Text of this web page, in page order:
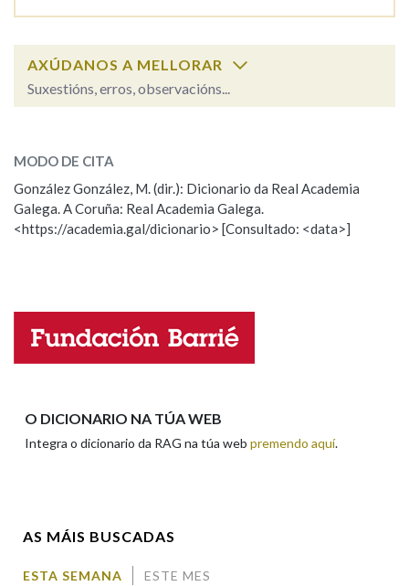
Na fraseoloxía
OUTRAS OPCIÓNS DE BUSCA
Marcas gramaticais
LIMPAR
AXÚDANOS A MELLORAR
Suxestións, erros, observacións...
ESCOLLE UNHA OPCIÓN:
Observación Hai un erro na palabra
Propoño mellorar a definición
Nome
MODO DE CITA
González González, M. (dir.): Dicionario da Real Academia
Galega. A Coruña: Real Academia Galega.
<https://academia.gal/dicionario> [Consultado: <data>]
O DICIONARIO NA TÚA WEB
Integra o dicionario da RAG na túa web premendo aquí.
AS MÁIS BUSCADAS
ESTA SEMANA ESTE MES